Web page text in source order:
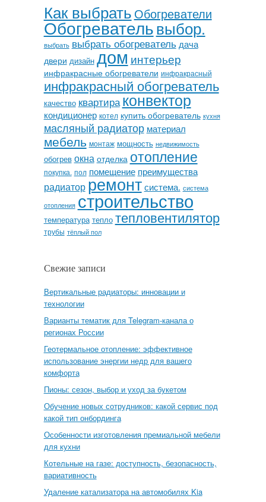
Как выбрать Обогреватели
Обогревательвыбор.
выбрать выбрать обогреватель дача
двери дизайн дом интерьер
инфракрасные обогреватели инфракрасный
инфракрасный обогреватель
качество квартираконвектор
кондиционер котел купить обогреватель кухня
масляный радиатор материал
мебель монтаж мощность недвижимость
обогрев окна отделка отопление
покупка. пол помещение преимущества
радиатор ремонт система. система
отопления строительство
температура тепло тепловентилятор
трубы тёплый пол
Свежие записи
Вертикальные радиаторы: инновации и
технологии
Варианты тематик для Telegram-канала о
регионах России
Геотермальное отопление: эффективное
использование энергии недр для вашего
комфорта
Пионы: сезон, выбор и уход за букетом
Обучение новых сотрудников: какой сервис под
какой тип онбординга
Особенности изготовления премиальной мебели
для кухни
Котельные на газе: доступность, безопасность,
вариативность
Удаление катализатора на автомобилях Kia